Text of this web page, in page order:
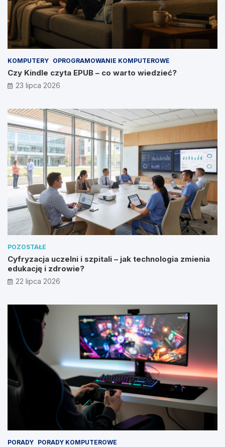
KOMPUTERY OPROGRAMOWANIE KOMPUTEROWE
Czy Kindle czyta EPUB – co warto wiedzieć?
23 lipca 2026
POZOSTAŁE
Cyfryzacja uczelni i szpitali – jak technologia zmienia
edukację i zdrowie?
22 lipca 2026
PORADY PORADY KOMPUTEROWE